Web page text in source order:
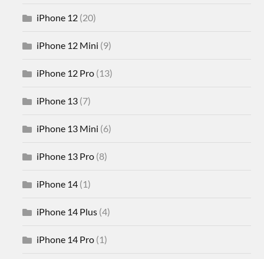
iPhone 12 (20)
iPhone 12 Mini (9)
iPhone 12 Pro (13)
iPhone 13 (7)
iPhone 13 Mini (6)
iPhone 13 Pro (8)
iPhone 14 (1)
iPhone 14 Plus (4)
iPhone 14 Pro (1)